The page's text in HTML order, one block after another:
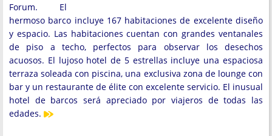
Forum. El
hermoso barco incluye 167 habitaciones de excelente diseño
y espacio. Las habitaciones cuentan con grandes ventanales
de piso a techo, perfectos para observar los desechos
acuosos. El lujoso hotel de 5 estrellas incluye una espaciosa
terraza soleada con piscina, una exclusiva zona de lounge con
bar y un restaurante de élite con excelente servicio. El inusual
hotel de barcos será apreciado por viajeros de todas las
edades.